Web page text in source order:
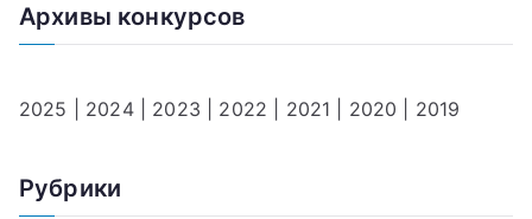
Архивы конкурсов
2025 2024 2023 2022 2021 2020 2019
Рубрики